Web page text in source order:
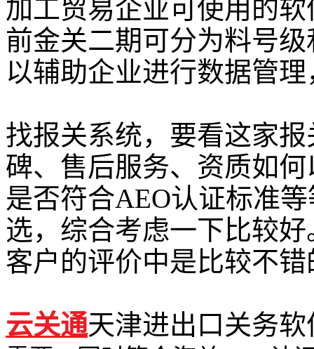
加工贸易企业可使用的
前金关二期可分为料号
以辅助企业进行数据管
找报关系统，要看这家
碑、售后服务、资质如
是否符合AEO认证标准
选，综合考虑一下比较好
客户的评价中是比较不错
云关通天津进出口关务软